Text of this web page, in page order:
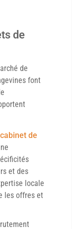
de
de
font
cabinet de
et des
locale
les offres et